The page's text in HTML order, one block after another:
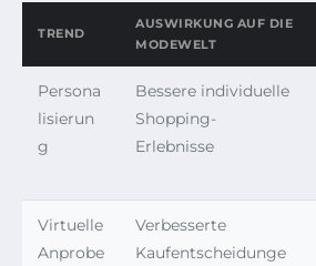
TREND
AUSWIRKUNG AUF DIE
MODEWELT
Persona
lisierun
g
Bessere individuelle
Shopping-
Erlebnisse
Virtuelle
Anprobe
Verbesserte
Kaufentscheidunge